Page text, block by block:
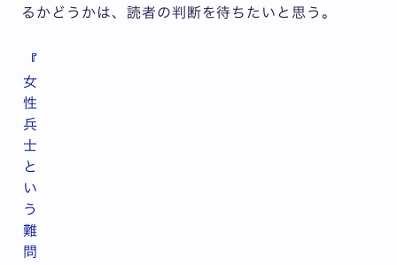
るかどうかは、読者の判断を待ちたいと思う。
『
女
性
兵
士
と
い
う
難
問